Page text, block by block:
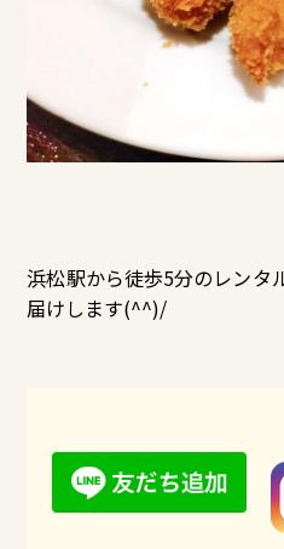
浜松駅から徒歩5分のレンタ
届けします(^^)/